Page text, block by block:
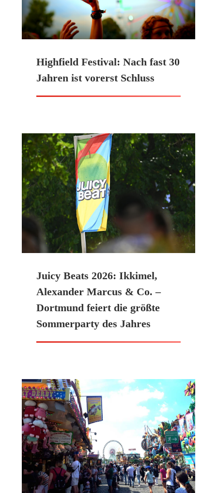
Highfield Festival: Nach fast 30
Jahren ist vorerst Schluss
Juicy Beats 2026: Ikkimel,
Alexander Marcus & Co. –
Dortmund feiert die größte
Sommerparty des Jahres